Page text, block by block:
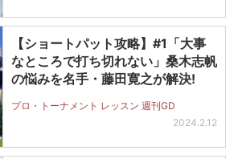
【ショートパット攻略】#1「大事
なところで打ち切れない」桑木志帆
の悩みを名手・藤田寛之が解決!
プロ・トーナメント レッスン 週刊GD
2024.2.12